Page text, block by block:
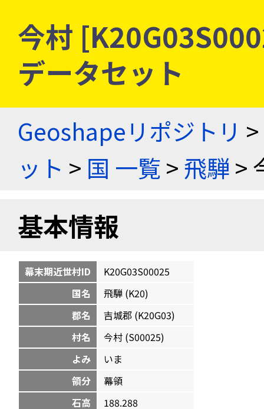
今村
データセット
Geoshapeリポジトリ >
ット > 国 一覧>飛騨>
基本情報
幕末期近世村ID
K20G03S00025
国名
飛騨 (K20)
郡名
吉城郡 (K20G03)
村名
今村 (S00025)
よみ
いま
領分
幕領
石高
188.288